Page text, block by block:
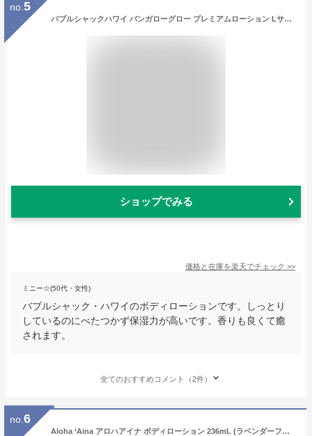
no. 5
バブルシャックハワイ バンガローグロー プレミアムローション Lサイズ【bubble shack hawaii ハワイ スキンケア ブランド ハワイアン ボディクリーム ハワイ 香り プルメリア ピカケ オーガニック クリーム 保湿 ボディローション 人気】
ショップでみる
価格と在庫を楽天でチェック >>
ミニー☆(50代・女性)
バブルシャック・ハワイのボディローションです。しっとり
しているのにべたつかず保湿力が高いです。香りも良くて癒
されます。
全てのおすすめコメント（2件）
no. 6
Aloha ‘Aina アロハアイナ ボディローション 236mL (ラベンダーフィールズ)